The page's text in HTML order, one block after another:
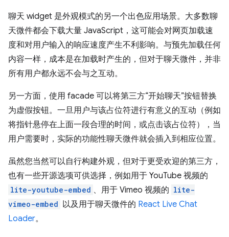
聊天 widget 是外观模式的另一个出色应用场景。大多数聊
天微件都会下载大量 JavaScript，这可能会对网页加载速
度和对用户输入的响应速度产生不利影响。与预先加载任何
内容一样，成本是在加载时产生的，但对于聊天微件，并非
所有用户都永远不会与之互动。
另一方面，使用 facade 可以将第三方“开始聊天”按钮替换
为虚假按钮。一旦用户与该占位符进行有意义的互动（例如
将指针悬停在上面一段合理的时间，或点击该占位符），当
用户需要时，实际的功能性聊天微件就会插入到相应位置。
虽然您当然可以自行构建外观，但对于更受欢迎的第三方，
也有一些开源选项可供选择，例如用于 YouTube 视频的
lite-youtube-embed 、用于 Vimeo 视频的 lite-
vimeo-embed 以及用于聊天微件的 React Live Chat
Loader。